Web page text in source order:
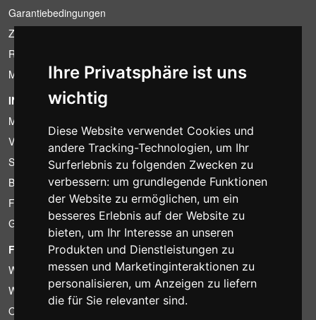
Ihre Privatsphäre ist uns
wichtig
Diese Website verwendet Cookies und
andere Tracking-Technologien, um Ihr
Surferlebnis zu folgenden Zwecken zu
verbessern: um grundlegende Funktionen
der Website zu ermöglichen, um ein
besseres Erlebnis auf der Website zu
bieten, um Ihr Interesse an unseren
Produkten und Dienstleistungen zu
messen und Marketinginteraktionen zu
personalisieren, um Anzeigen zu liefern
die für Sie relevanter sind.
Garantiebedingungen
Zahlungsbedingungen
Ruecktrittsrecht
MwSt-Bedingungen
INFORMATION
Mietbedingungen
Verkaufsangebote
Sparpakete
Billiger gefunden?
Finanzierung
Gebrauchtartikel
FOTOCOLOMBO.IT
Wer wir sind
Wo wir sind
Oeffnungszeiten